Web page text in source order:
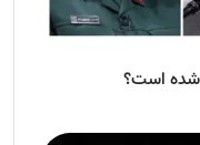
شده است؟